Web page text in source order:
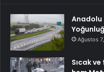
Anadolu
Ağustos
Sıcak